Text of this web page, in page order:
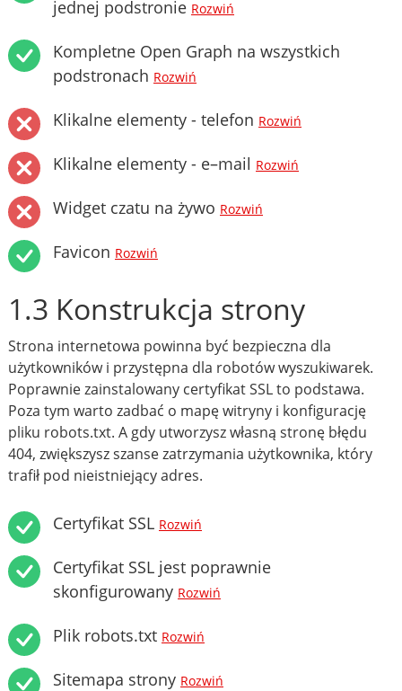
jednej podstronie Rozwiń
Kompletne Open Graph na wszystkich
podstronach Rozwiń
Klikalne elementy - telefon Rozwiń
Klikalne elementy - e–mail Rozwiń
Widget czatu na żywo Rozwiń
Favicon Rozwiń
1.3 Konstrukcja strony
Strona internetowa powinna być bezpieczna dla
użytkowników i przystępna dla robotów wyszukiwarek.
Poprawnie zainstalowany certyfikat SSL to podstawa.
Poza tym warto zadbać o mapę witryny i konfigurację
pliku robots.txt. A gdy utworzysz własną stronę błędu
404, zwiększysz szanse zatrzymania użytkownika, który
trafił pod nieistniejący adres.
Certyfikat SSL Rozwiń
Certyfikat SSL jest poprawnie
skonfigurowany Rozwiń
Plik robots.txt Rozwiń
Sitemapa strony Rozwiń